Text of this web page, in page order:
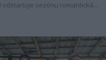
odstartuje sezónu romantická...